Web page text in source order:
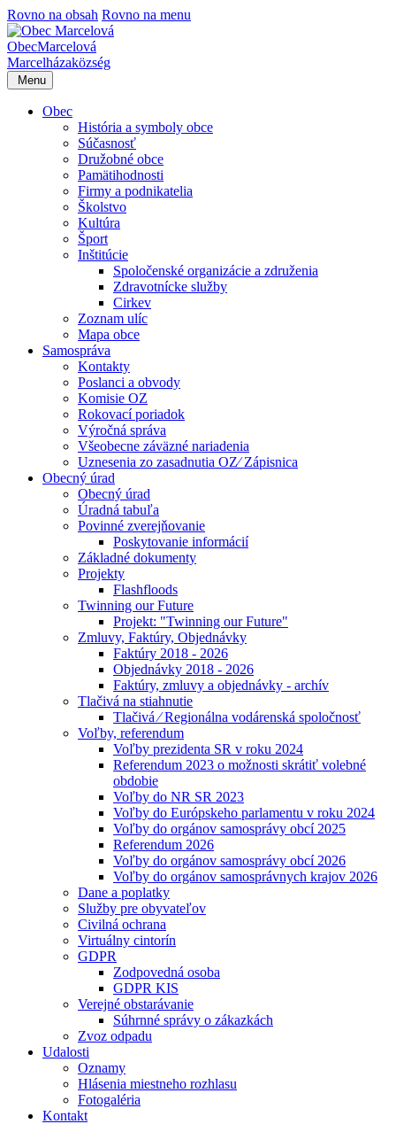
Rovno na obsah Rovno na menu
ObecMarcelová
Marcelházaközség
Menu
Obec
História a symboly obce
Súčasnosť
Družobné obce
Pamätihodnosti
Firmy a podnikatelia
Školstvo
Kultúra
Šport
Inštitúcie
Spoločenské organizácie a združenia
Zdravotnícke služby
Cirkev
Zoznam ulíc
Mapa obce
Samospráva
Kontakty
Poslanci a obvody
Komisie OZ
Rokovací poriadok
Výročná správa
Všeobecne záväzné nariadenia
Uznesenia zo zasadnutia OZ⁄ Zápisnica
Obecný úrad
Obecný úrad
Úradná tabuľa
Povinné zverejňovanie
Poskytovanie informácií
Základné dokumenty
Projekty
Flashfloods
Twinning our Future
Projekt: "Twinning our Future"
Zmluvy, Faktúry, Objednávky
Faktúry 2018 - 2026
Objednávky 2018 - 2026
Faktúry, zmluvy a objednávky - archív
Tlačivá na stiahnutie
Tlačivá ⁄ Regionálna vodárenská spoločnosť
Voľby, referendum
Voľby prezidenta SR v roku 2024
Referendum 2023 o možnosti skrátiť volebné
obdobie
Voľby do NR SR 2023
Voľby do Európskeho parlamentu v roku 2024
Voľby do orgánov samosprávy obcí 2025
Referendum 2026
Voľby do orgánov samosprávy obcí 2026
Voľby do orgánov samosprávnych krajov 2026
Dane a poplatky
Služby pre obyvateľov
Civilná ochrana
Virtuálny cintorín
GDPR
Zodpovedná osoba
GDPR KIS
Verejné obstarávanie
Súhrnné správy o zákazkách
Zvoz odpadu
Udalosti
Oznamy
Hlásenia miestneho rozhlasu
Fotogaléria
Kontakt